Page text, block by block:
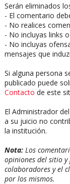
Serán eliminados
- El comentario
- No realices
- No incluyas links
- No incluyas
mensajes que
Si alguna persona
publicado puede
Contacto de este
El Administrador
a su juicio no
la institución.
Nota:Los
opiniones del sitio
colaboradores y el
por los mismos.